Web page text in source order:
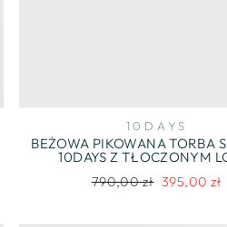
10DAYS
BEŻOWA PIKOWANA TORBA
10DAYS Z TŁOCZONYM
Regularna
790,00 zł Cena
395,00 zł